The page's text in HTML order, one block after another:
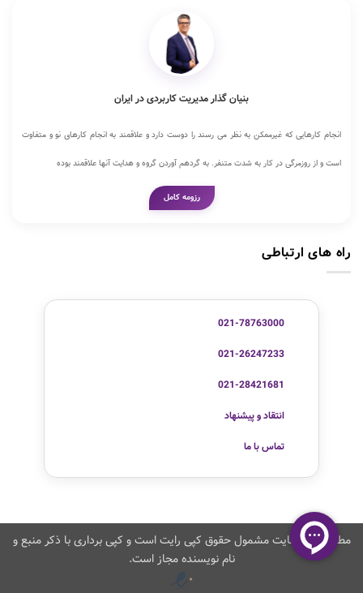
بنیان گذار مدیریت کاربردی در ایران
انجام کارهایی که غیرممکن به نظر می رسند را دوست دارد و علاقمند به انجام کارهای نو و متفاوت
است و از روزمرگی در کار به شدت متنفر. به گردهم آوردن گروه و هدایت آنها علاقمند بوده
رزومه کامل
راه های ارتباطی
021-78763000
021-26247233
021-28421681
انتقاد و پیشنهاد
تماس با ما
مطالب این سایت مشمول حقوق کپی رایت است و کپی برداری با ذکر منبع و
نام نویسنده مجاز است.